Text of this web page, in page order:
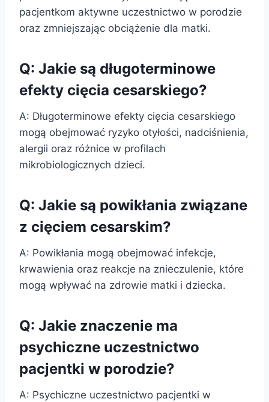
pacjentkom aktywne uczestnictwo w porodzie
oraz zmniejszając obciążenie dla matki.
Q: Jakie są długoterminowe
efekty cięcia cesarskiego?
A: Długoterminowe efekty cięcia cesarskiego
mogą obejmować ryzyko otyłości, nadciśnienia,
alergii oraz różnice w profilach
mikrobiologicznych dzieci.
Q: Jakie są powikłania związane
z cięciem cesarskim?
A: Powikłania mogą obejmować infekcje,
krwawienia oraz reakcje na znieczulenie, które
mogą wpływać na zdrowie matki i dziecka.
Q: Jakie znaczenie ma
psychiczne uczestnictwo
pacjentki w porodzie?
A: Psychiczne uczestnictwo pacjentki w